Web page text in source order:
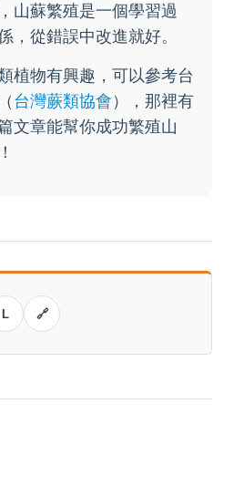
山蘇繁殖是一個學習過
，從錯誤中改進就好。
植物有興趣，可以參考台
台灣蕨類協會），那裡有
文章能幫你成功繁殖山
L 🔗